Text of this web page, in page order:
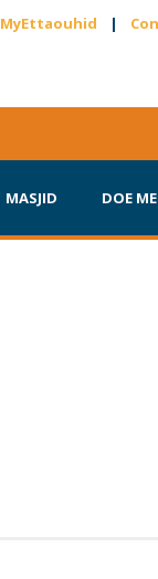
MyEttaouhid |
MASJID DOE